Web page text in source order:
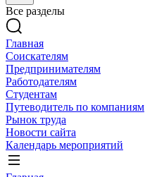
Все разделы
Главная
Соискателям
Предпринимателям
Работодателям
Студентам
Путеводитель по компаниям
Рынок труда
Новости сайта
Календарь мероприятий